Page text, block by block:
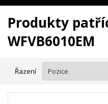
Produkty
WFVB6010EM
Řazení